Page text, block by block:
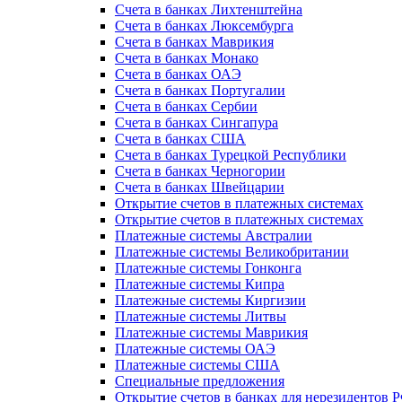
Счета в банках Лихтенштейна
Счета в банках Люксембурга
Счета в банках Маврикия
Счета в банках Монако
Счета в банках ОАЭ
Счета в банках Португалии
Счета в банках Сербии
Счета в банках Сингапура
Счета в банках США
Счета в банках Турецкой Республики
Счета в банках Черногории
Счета в банках Швейцарии
Открытие счетов в платежных системах
Открытие счетов в платежных системах
Платежные системы Австралии
Платежные системы Великобритании
Платежные системы Гонконга
Платежные системы Кипра
Платежные системы Киргизии
Платежные системы Литвы
Платежные системы Маврикия
Платежные системы ОАЭ
Платежные системы США
Специальные предложения
Открытие счетов в банках для нерезидентов